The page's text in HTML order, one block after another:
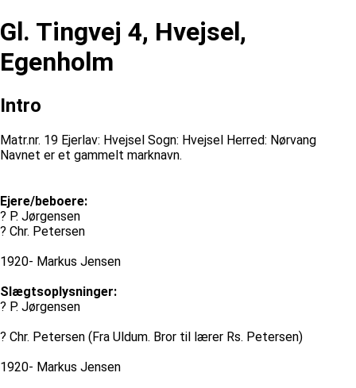
Gl. Tingvej 4, Hvejsel,
Egenholm
Intro
Matr.nr. 19 Ejerlav: Hvejsel Sogn: Hvejsel Herred: Nørvang
Navnet er et gammelt marknavn.
Ejere/beboere:
? P. Jørgensen
? Chr. Petersen
1920- Markus Jensen
Slægtsoplysninger:
? P. Jørgensen
? Chr. Petersen (Fra Uldum. Bror til lærer Rs. Petersen)
1920- Markus Jensen